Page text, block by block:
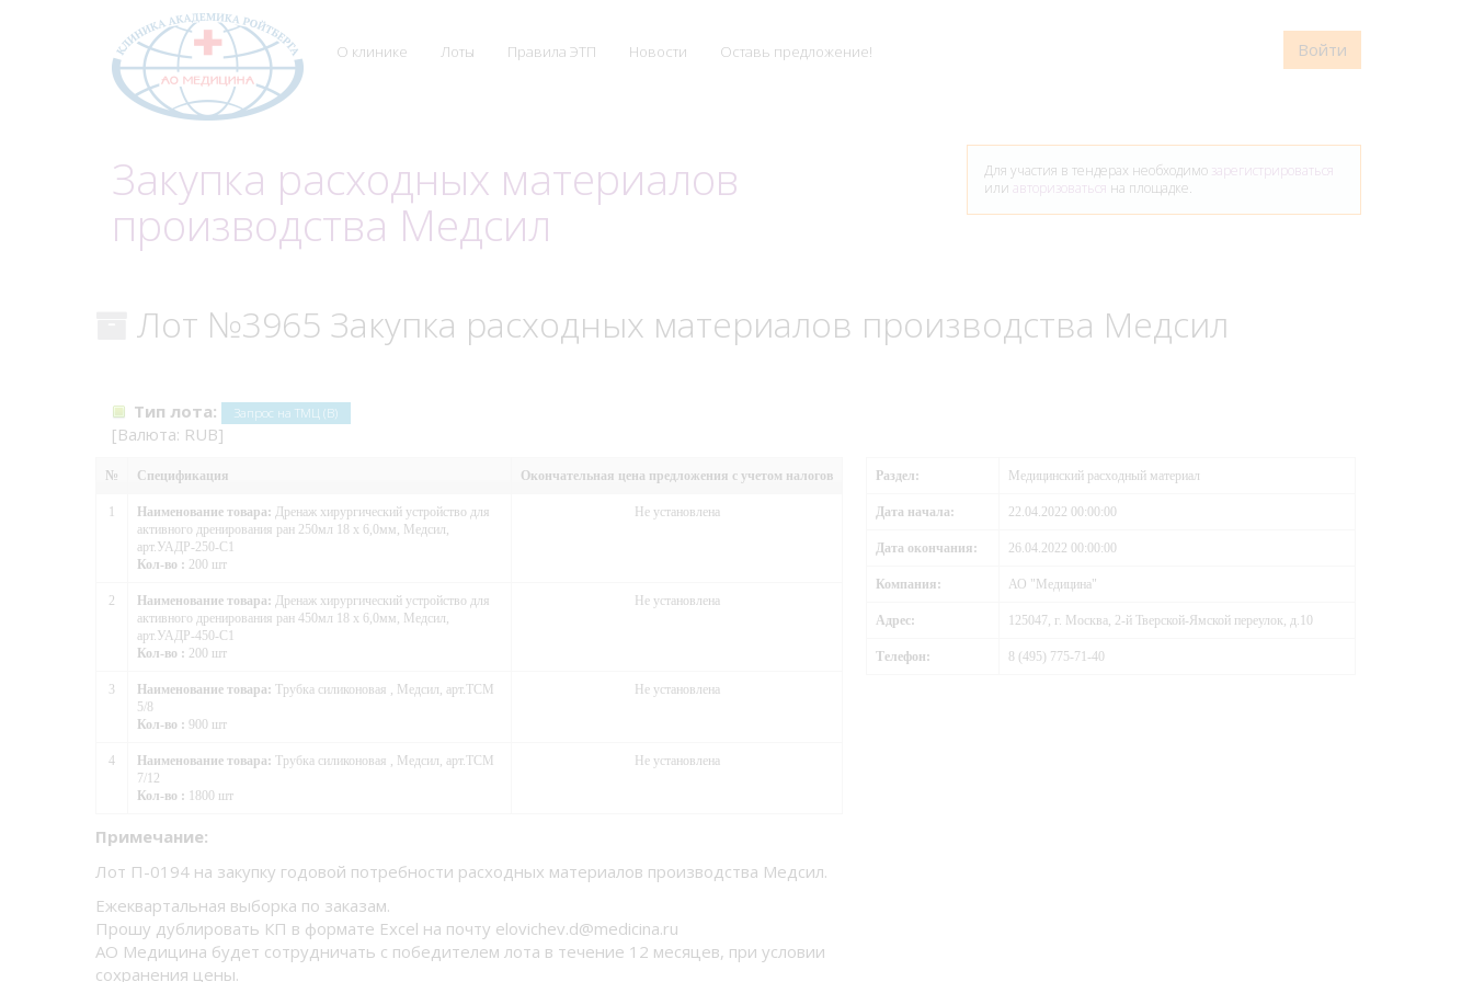
О клинике Лоты Правила ЭТП Новости Оставь предложение! Войти
Закупка расходных материалов
производства Медсил
Для участия в тендерах необходимо зарегистрироваться
или авторизоваться на площадке.
Лот №3965 Закупка расходных материалов производства Медсил
Тип лота: Запрос на ТМЦ (В)
[Валюта: RUB]
№ Спецификация Окончательная цена предложения с учетом налогов
Наименование товара: Дренаж хирургический устройство для
активного дренирования ран 250мл 18 х 6,0мм, Медсил,
арт.УАДР-250-С1
Кол-во : 200 шт
Не установлена
2 Наименование товара: Дренаж хирургический устройство для
активного дренирования ран 450мл 18 х 6,0мм, Медсил,
арт.УАДР-450-С1
Кол-во : 200 шт
Не установлена
3 Наименование товара: Трубка силиконовая , Медсил, арт.ТСМ
5/8
Кол-во : 900 шт
Не установлена
4 Наименование товара: Трубка силиконовая , Медсил, арт.ТСМ
7/12
Кол-во : 1800 шт
Не установлена
Примечание:
Лот П-0194 на закупку годовой потребности расходных материалов производства Медсил.
Ежеквартальная выборка по заказам.
Прошу дублировать КП в формате Excel на почту elovichev.d@medicina.ru
АО Медицина будет сотрудничать с победителем лота в течение 12 месяцев, при условии
сохранения цены.
Раздел: Медицинский расходный материал
Дата начала: 22.04.2022 00:00:00
Дата окончания: 26.04.2022 00:00:00
Компания: АО "Медицина"
Адрес: 125047, г. Москва, 2-й Тверской-Ямской переулок, д.10
Телефон: 8 (495) 775-71-40